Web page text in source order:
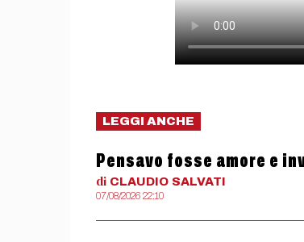
LEGGI ANCHE
Pensavo fosse amore e
di CLAUDIO SALVATI
07/08/2026 22:10